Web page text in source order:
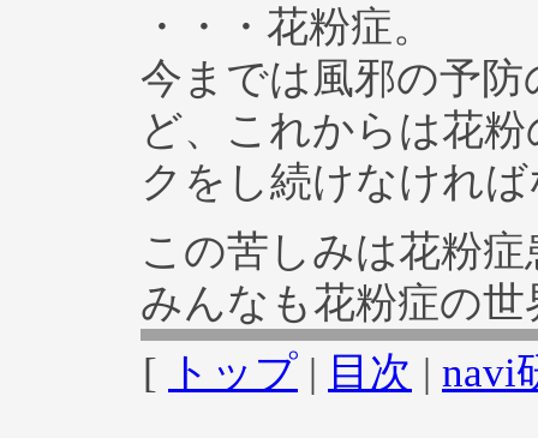
・・・花粉症。
今までは風邪の予
ど、これからは花
クをし続けなけれ
この苦しみは花粉
みんなも花粉症の世
[
トップ | 目次 | navi